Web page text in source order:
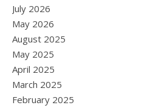
July 2026
May 2026
August 2025
May 2025
April 2025
March 2025
February 2025